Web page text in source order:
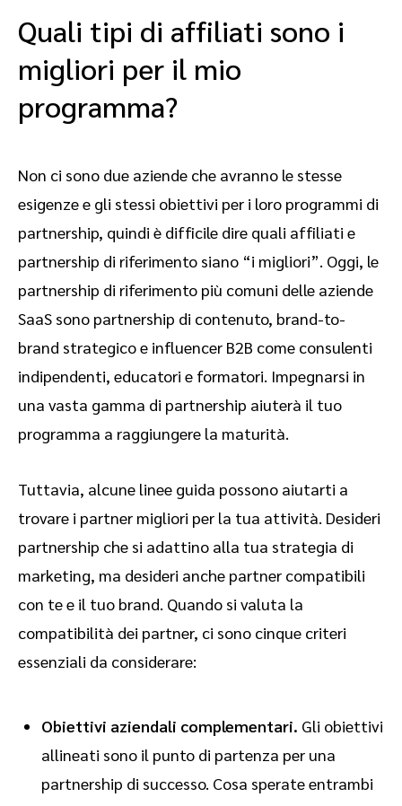
Quali tipi di affiliati sono i
migliori per il mio
programma?
Non ci sono due aziende che avranno le stesse
esigenze e gli stessi obiettivi per i loro programmi di
partnership, quindi è difficile dire quali affiliati e
partnership di riferimento siano “i migliori”. Oggi, le
partnership di riferimento più comuni delle aziende
SaaS sono partnership di contenuto, brand-to-
brand strategico e influencer B2B come consulenti
indipendenti, educatori e formatori. Impegnarsi in
una vasta gamma di partnership aiuterà il tuo
programma a raggiungere la maturità.
Tuttavia, alcune linee guida possono aiutarti a
trovare i partner migliori per la tua attività. Desideri
partnership che si adattino alla tua strategia di
marketing, ma desideri anche partner compatibili
con te e il tuo brand. Quando si valuta la
compatibilità dei partner, ci sono cinque criteri
essenziali da considerare:
Obiettivi aziendali complementari. Gli obiettivi
allineati sono il punto di partenza per una
partnership di successo. Cosa sperate entrambi